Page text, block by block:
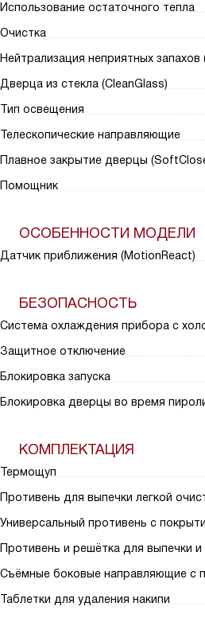
Использование остаточного тепла
Очистка
Нейтрализация неприятных запахов
Дверца из стекла (CleanGlass)
Тип освещения
Телескопические направляющие
Плавное закрытие дверцы
Помощник
ОСОБЕННОСТИ МОДЕЛИ
Датчик приближения (MotionReact)
БЕЗОПАСНОСТЬ
Система охлаждения прибора с
Защитное отключение
Блокировка запуска
Блокировка дверцы во время
КОМПЛЕКТАЦИЯ
Термощуп
Противень для выпечки легкой
Универсальный противень с
Противень и решётка для выпечки
Съёмные боковые направляющие с
Таблетки для удаления накипи